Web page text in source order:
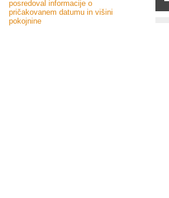
posredoval informacije o
pričakovanem datumu in višini
pokojnine